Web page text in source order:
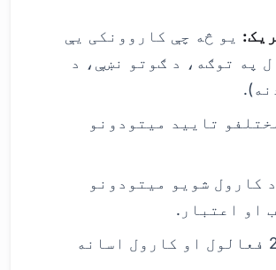
یو څه چې کاروونکی یې
په توګه، د ګوتو نښې، د
تایید میتودونو
د کارول شویو میتودونو
او اعتبار.
2FA فعالول او کارول اسانه